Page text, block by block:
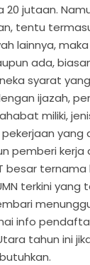
20 jutaan.
tentu
lainnya,
ada,
syarat
ijazah,
miliki,
yang
pemberi kerja
besar
terkini yang
info
tahun ini